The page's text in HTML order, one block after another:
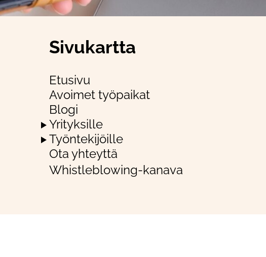
Sivukartta
Etusivu
Avoimet työpaikat
Blogi
Yrityksille
Työntekijöille
Ota yhteyttä
Whistleblowing-kanava